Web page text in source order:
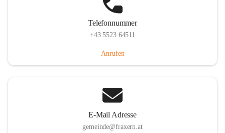
Telefonnummer
+43 5523 64511
Anrufen
E-Mail Adresse
gemeinde@fraxern.at